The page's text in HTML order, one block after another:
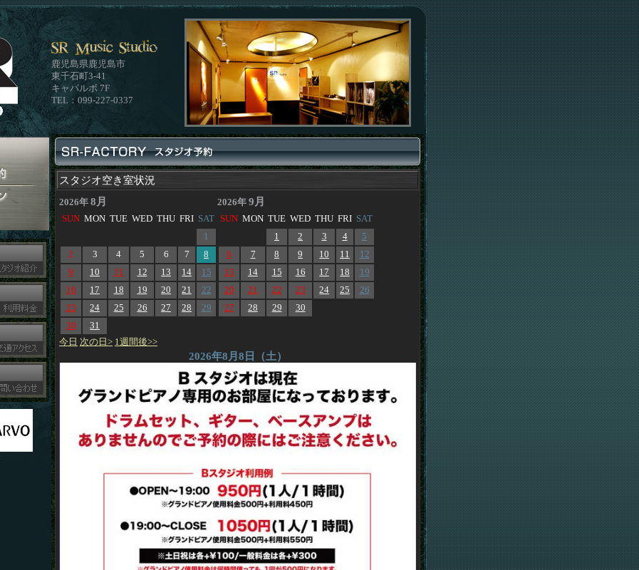
鹿児島県鹿児島市
東千石町3-41
キャパルボ 7F
TEL：099-227-0337
スタジオ空き室状況
2026年 8月
SUN MON TUE WED THU FRI SAT
1
2
3 4 5 6 7
8
9
10 11 12 13 14
15
16
17 18 19 20 21
22
23
24 25 26 27 28
29
30
31
2026年 9月
SUN MON TUE WED THU FRI SAT
1
2 3 4
5
6
7 8 9 10 11
12
13
14 15 16 17 18
19
20
21 22 23 24 25
26
27
28 29 30
今日 次の日> 1週間後>>
2026年8月8日（土）